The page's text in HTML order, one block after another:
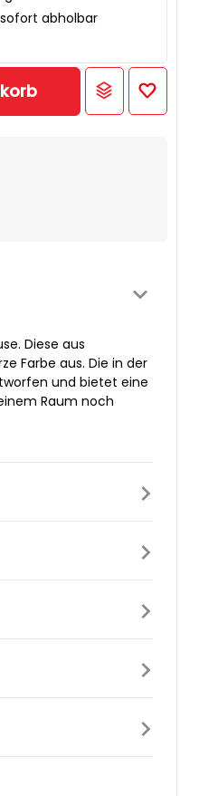
sofort abholbar
Diese aus
Farbe aus. Die in der
und bietet eine
Raum noch